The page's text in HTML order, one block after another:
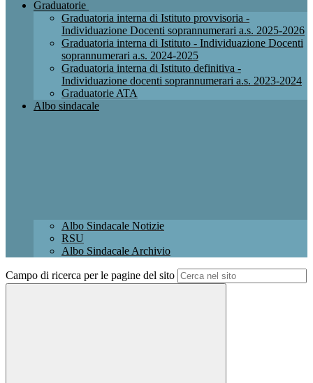
Graduatorie
Graduatoria interna di Istituto provvisoria -
Individuazione Docenti soprannumerari a.s. 2025-2026
Graduatoria interna di Istituto - Individuazione Docenti
soprannumerari a.s. 2024-2025
Graduatoria interna di Istituto definitiva -
Individuazione docenti soprannumerari a.s. 2023-2024
Graduatorie ATA
Albo sindacale
Albo Sindacale Notizie
RSU
Albo Sindacale Archivio
Campo di ricerca per le pagine del sito